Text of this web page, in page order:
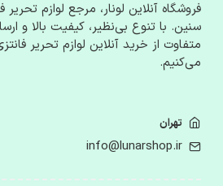
فروشگاه آنلاین لونار، مرجع لوازم‌
سنین. با تنوع بی‌نظیر، کیفیت بالا و
متفاوت از خرید آنلاین لوازم‌ تحریر
می‌کنیم.
تهران
info@lunarshop.ir